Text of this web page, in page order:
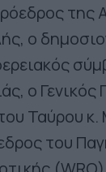
της
ο
o Γενικός
Ταύρου
του